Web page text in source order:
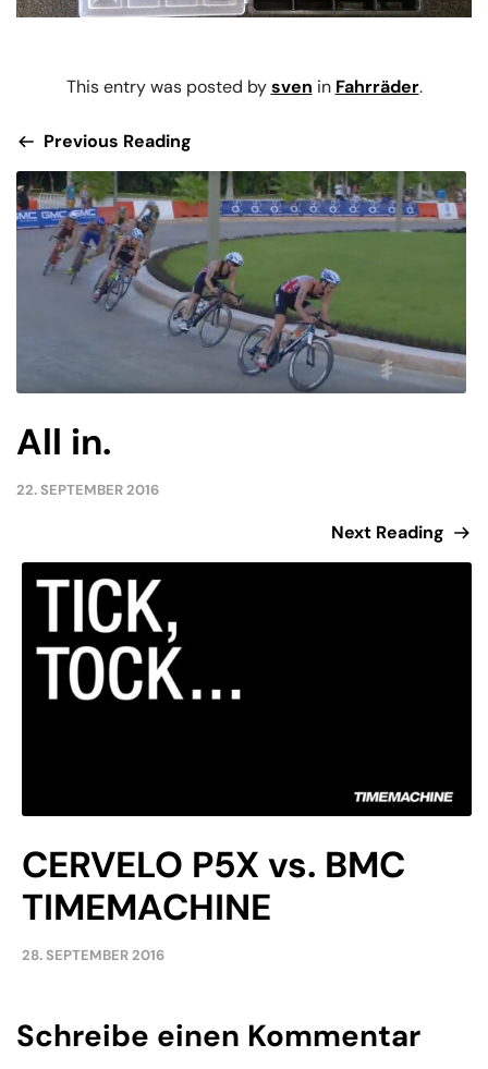
This entry was posted bysven in Fahrräder.
Previous Reading
All in.
22. SEPTEMBER 2016
Next Reading
CERVELO P5X vs. BMC
TIMEMACHINE
28. SEPTEMBER 2016
Schreibe einen Kommentar